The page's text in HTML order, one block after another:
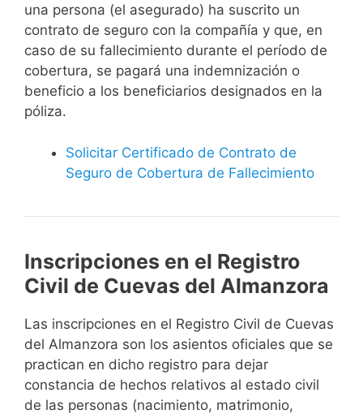
una persona (el asegurado) ha suscrito un
contrato de seguro con la compañía y que, en
caso de su fallecimiento durante el período de
cobertura, se pagará una indemnización o
beneficio a los beneficiarios designados en la
póliza.
Solicitar Certificado de Contrato de
Seguro de Cobertura de Fallecimiento
Inscripciones en el Registro
Civil de Cuevas del Almanzora
Las inscripciones en el Registro Civil de Cuevas
del Almanzora son los asientos oficiales que se
practican en dicho registro para dejar
constancia de hechos relativos al estado civil
de las personas (nacimiento, matrimonio,